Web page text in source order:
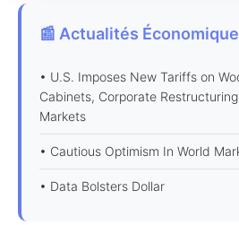
📰 Actualités
• U.S. Imposes New Tariffs on
Cabinets, Corporate
Markets
• Cautious Optimism In World
• Data Bolsters Dollar